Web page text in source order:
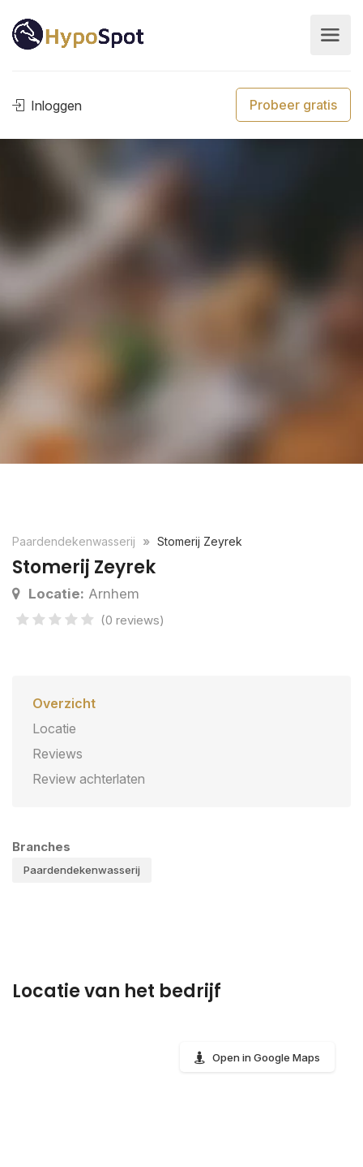
Inloggen Probeer gratis
Paardendekenwasserij Stomerij Zeyrek
Stomerij Zeyrek
Locatie: Arnhem
(0 reviews)
Overzicht
Locatie
Reviews
Review achterlaten
Branches
Paardendekenwasserij
Locatie van het bedrijf
Open in Google Maps